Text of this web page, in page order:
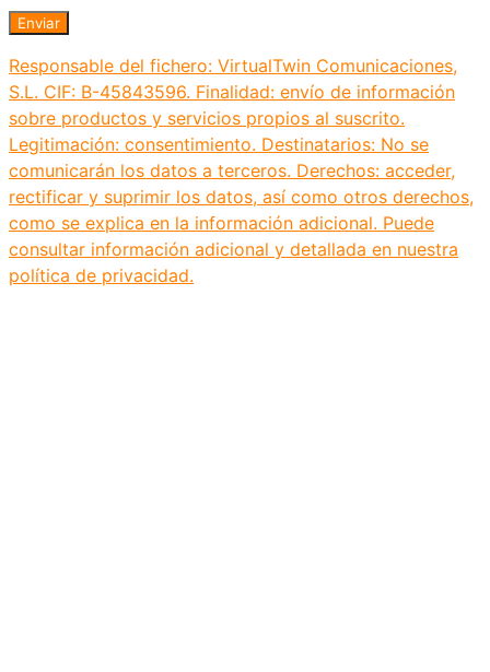
Responsable del fichero: VirtualTwin Comunicaciones,
S.L. CIF: B-45843596. Finalidad: envío de información
sobre productos y servicios propios al suscrito.
Legitimación: consentimiento. Destinatarios: No se
comunicarán los datos a terceros. Derechos: acceder,
rectificar y suprimir los datos, así como otros derechos,
como se explica en la información adicional. Puede
consultar información adicional y detallada en nuestra
política de privacidad.